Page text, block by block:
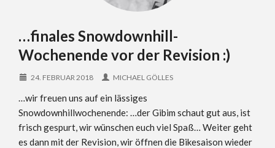
…finales Snowdownhill-
Wochenende vor der Revision :)
24. FEBRUAR 2018 MICHAEL GÖLLES
…wir freuen uns auf ein lässiges
Snowdownhillwochenende: …der Gibim schaut gut aus, ist
frisch gespurt, wir wünschen euch viel Spaß… Weiter geht
es dann mit der Revision, wir öffnen die Bikesaison wieder